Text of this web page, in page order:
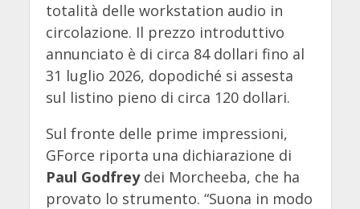
totalità delle workstation audio in
circolazione. Il prezzo introduttivo
annunciato è di circa 84 dollari fino al
31 luglio 2026, dopodiché si assesta
sul listino pieno di circa 120 dollari.
Sul fronte delle prime impressioni,
GForce riporta una dichiarazione di
Paul Godfreydei Morcheeba, che ha
provato lo strumento. “Suona in modo